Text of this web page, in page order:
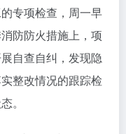
专项检查，周一早
防防火措施上，项
自查自纠，发现隐
整改情况的跟踪检
。